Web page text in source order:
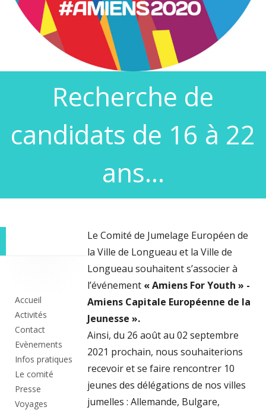
Recherche de
candidats de 16 à 22
ans…
principale
Accueil
Activités
Contact
Evènements
Infos pratiques
Le comité
Presse
Voyages
Le Comité de Jumelage Européen de
la Ville de Longueau et la Ville de
Longueau souhaitent s’associer à
l’événement « Amiens For Youth » -
Amiens Capitale Européenne de la
Jeunesse ».
Ainsi, du 26 août au 02 septembre
2021 prochain, nous souhaiterions
recevoir et se faire rencontrer 10
jeunes des délégations de nos villes
jumelles : Allemande, Bulgare,